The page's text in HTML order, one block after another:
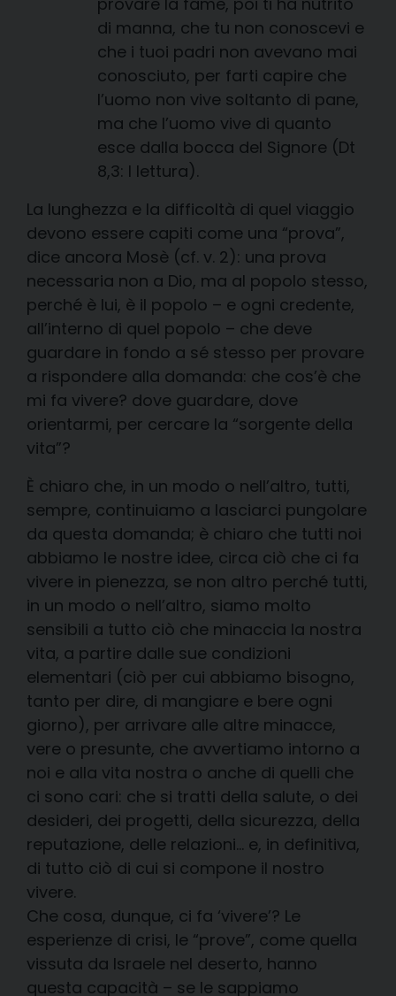
di manna, che tu non conoscevi e
che i tuoi padri non avevano mai
conosciuto, per farti capire che
l’uomo non vive soltanto di pane,
ma che l’uomo vive di quanto
esce dalla bocca del Signore (Dt
8,3: I lettura).
La lunghezza e la difficoltà di quel viaggio
devono essere capiti come una “prova”,
dice ancora Mosè (cf. v. 2): una prova
necessaria non a Dio, ma al popolo stesso,
perché è lui, è il popolo – e ogni credente,
all’interno di quel popolo – che deve
guardare in fondo a sé stesso per provare
a rispondere alla domanda: che cos’è che
mi fa vivere? dove guardare, dove
orientarmi, per cercare la “sorgente della
vita”?
È chiaro che, in un modo o nell’altro, tutti,
sempre, continuiamo a lasciarci pungolare
da questa domanda; è chiaro che tutti noi
abbiamo le nostre idee, circa ciò che ci fa
vivere in pienezza, se non altro perché tutti,
in un modo o nell’altro, siamo molto
sensibili a tutto ciò che minaccia la nostra
vita, a partire dalle sue condizioni
elementari (ciò per cui abbiamo bisogno,
tanto per dire, di mangiare e bere ogni
giorno), per arrivare alle altre minacce,
vere o presunte, che avvertiamo intorno a
noi e alla vita nostra o anche di quelli che
ci sono cari: che si tratti della salute, o dei
desideri, dei progetti, della sicurezza, della
reputazione, delle relazioni… e, in definitiva,
di tutto ciò di cui si compone il nostro
vivere.
Che cosa, dunque, ci fa ‘vivere’? Le
esperienze di crisi, le “prove”, come quella
vissuta da Israele nel deserto, hanno
questa capacità – se le sappiamo